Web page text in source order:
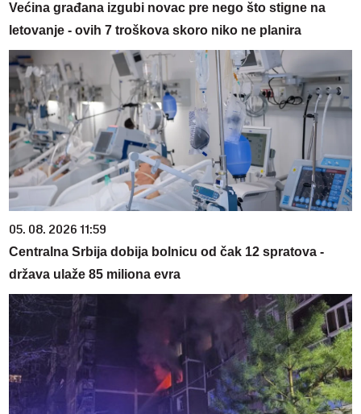
Većina građana izgubi novac pre nego što stigne na
letovanje - ovih 7 troškova skoro niko ne planira
05. 08. 2026 11:59
Centralna Srbija dobija bolnicu od čak 12 spratova -
država ulaže 85 miliona evra